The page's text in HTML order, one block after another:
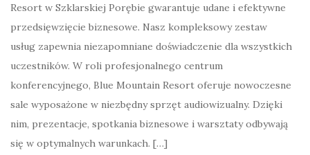
Resort w Szklarskiej Porębie gwarantuje udane i efektywne
przedsięwzięcie biznesowe. Nasz kompleksowy zestaw
usług zapewnia niezapomniane doświadczenie dla wszystkich
uczestników. W roli profesjonalnego centrum
konferencyjnego, Blue Mountain Resort oferuje nowoczesne
sale wyposażone w niezbędny sprzęt audiowizualny. Dzięki
nim, prezentacje, spotkania biznesowe i warsztaty odbywają
się w optymalnych warunkach. […]